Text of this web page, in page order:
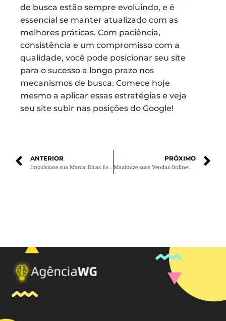
de busca estão sempre evoluindo, e é
essencial se manter atualizado com as
melhores práticas. Com paciência,
consistência e um compromisso com a
qualidade, você pode posicionar seu site
para o sucesso a longo prazo nos
mecanismos de busca. Comece hoje
mesmo a aplicar essas estratégias e veja
seu site subir nas posições do Google!
ANTERIOR PRÓXIMO